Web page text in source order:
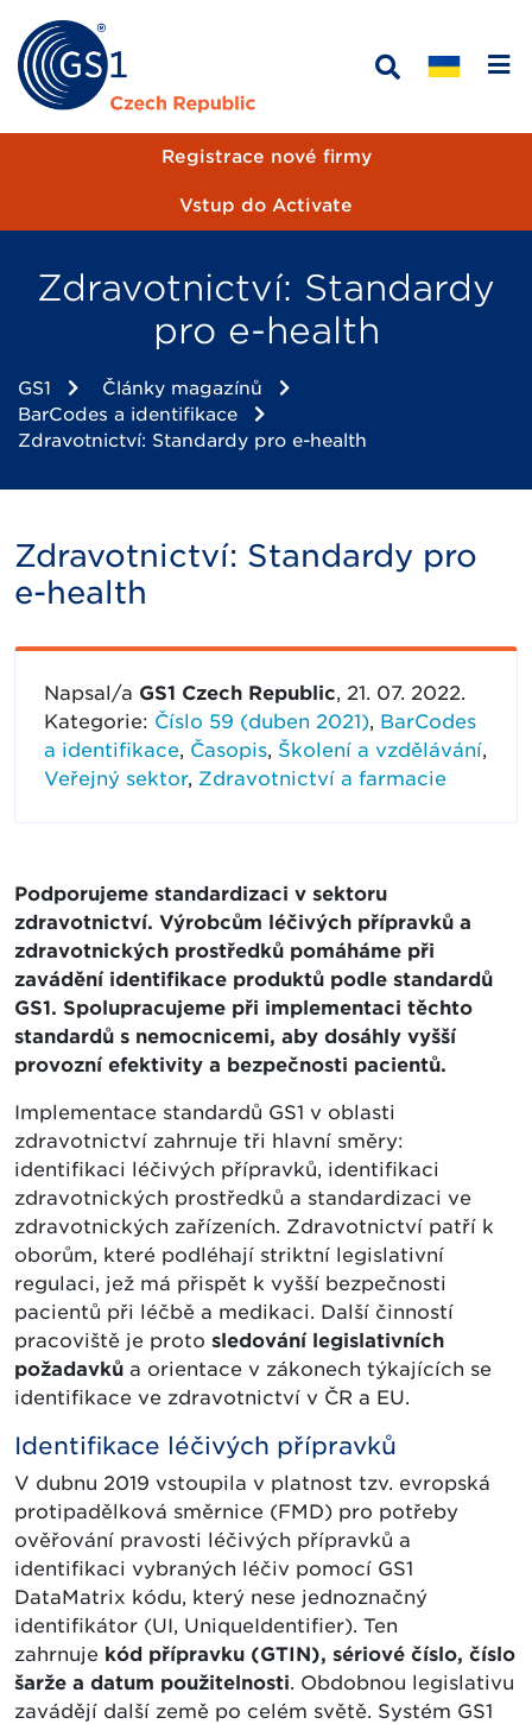
Registrace nové firmy
Vstup do Activate
Zdravotnictví: Standardy
pro e-health
GS1
Články magazínů
BarCodes a identifikace
Zdravotnictví: Standardy pro e-health
Zdravotnictví: Standardy pro
e-health
Napsal/a GS1 Czech Republic, 21. 07. 2022.
Kategorie: Číslo 59 (duben 2021), BarCodes
a identifikace, Časopis, Školení a vzdělávání,
Veřejný sektor, Zdravotnictví a farmacie
Podporujeme standardizaci v sektoru
zdravotnictví. Výrobcům léčivých přípravků a
zdravotnických prostředků pomáháme při
zavádění identifikace produktů podle standardů
GS1. Spolupracujeme při implementaci těchto
standardů s nemocnicemi, aby dosáhly vyšší
provozní efektivity a bezpečnosti pacientů.
Implementace standardů GS1 v oblasti
zdravotnictví zahrnuje tři hlavní směry:
identifikaci léčivých přípravků, identifikaci
zdravotnických prostředků a standardizaci ve
zdravotnických zařízeních. Zdravotnictví patří k
oborům, které podléhají striktní legislativní
regulaci, jež má přispět k vyšší bezpečnosti
pacientů při léčbě a medikaci. Další činností
pracoviště je proto sledování legislativních
požadavků a orientace v zákonech týkajících se
identifikace ve zdravotnictví v ČR a EU.
Identifikace léčivých přípravků
V dubnu 2019 vstoupila v platnost tzv. evropská
protipadělková směrnice (FMD) pro potřeby
ověřování pravosti léčivých přípravků a
identifikaci vybraných léčiv pomocí GS1
DataMatrix kódu, který nese jednoznačný
identifikátor (UI, UniqueIdentifier). Ten
zahrnuje kód přípravku (GTIN), sériové číslo, číslo
šarže a datum použitelnosti. Obdobnou legislativu
zavádějí další země po celém světě. Systém GS1